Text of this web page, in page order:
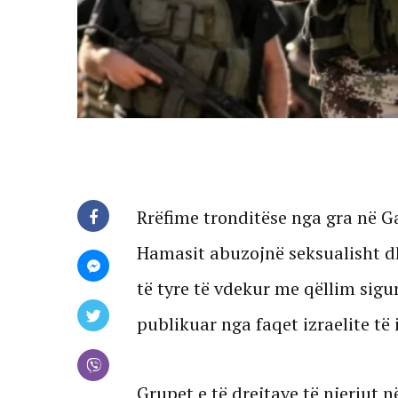
Rrëfime tronditëse nga gra në
Hamasit abuzojnë seksualisht
të tyre të vdekur me qëllim
publikuar nga faqet izraelite të
Grupet e të drejtave të njeriut